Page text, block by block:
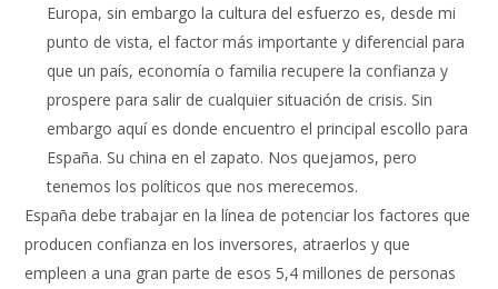
Europa, sin embargo la cultura del esfuerzo es, desde mi
punto de vista, el factor más importante y diferencial para
que un país, economía o familia recupere la confianza y
prospere para salir de cualquier situación de crisis. Sin
embargo aquí es donde encuentro el principal escollo para
España. Su china en el zapato. Nos quejamos, pero
tenemos los políticos que nos merecemos.
España debe trabajar en la línea de potenciar los factores que
producen confianza en los inversores, atraerlos y que
empleen a una gran parte de esos 5,4 millones de personas